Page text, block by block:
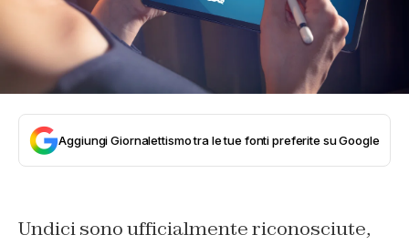
Aggiungi Giornalettismo tra le tue fonti preferite su Google
Undici sono ufficialmente riconosciute,